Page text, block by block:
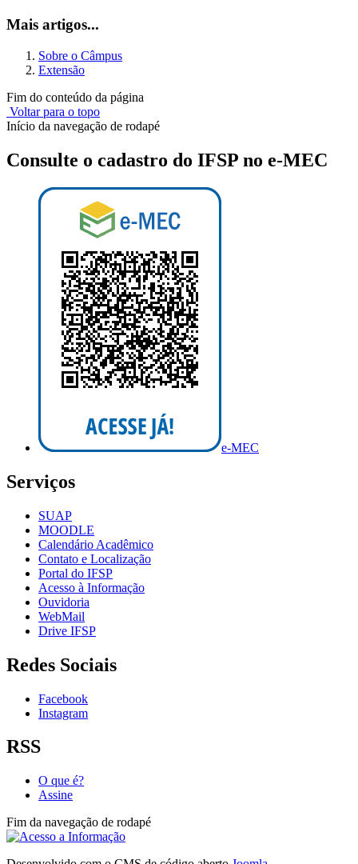
Mais artigos...
Sobre o Câmpus
Extensão
Fim do conteúdo da página
Voltar para o topo
Início da navegação de rodapé
Consulte o cadastro do IFSP no e-MEC
e-MEC
Serviços
SUAP
MOODLE
Calendário Acadêmico
Contato e Localização
Portal do IFSP
Acesso à Informação
Ouvidoria
WebMail
Drive IFSP
Redes Sociais
Facebook
Instagram
RSS
O que é?
Assine
Fim da navegação de rodapé